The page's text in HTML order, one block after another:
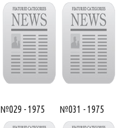
№029 - 1975 №031 - 1975